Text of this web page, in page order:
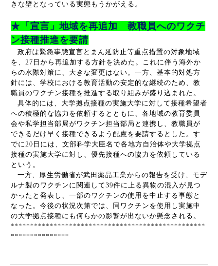
きな壁となっている実態もうかがえる。
★「宣言」地域を再追加 教職員へのワクチ
ン接種推進を要請
政府は緊急事態宣言とまん延防止等重点措置の対象地域
を、 27 日から再追加する方針を決めた。これに伴う海外か
らの水際対策に、大きな変更はない。一方、基本的対処方
針には、学校における教育活動の安定的な継続のため、教
職員のワクチン接種を推進する取り組みが盛り込まれた。
具体的には、大学拠点接種の実施大学に対して接種希望者
への積極的な協力を依頼するとともに、各地域の教育委員
会や私学担当部局がワクチン担当部局と連携し、教職員が
できるだけ早く接種できるよう配慮を要請するとした。す
でに20 日には、文部科学大臣名で各地方自治体や大学拠点
接種の実施大学に対し、優先接種への協力を依頼している
という。
一方、厚生労働省が武田薬品工業からの報告を受け、モデ
ルナ製のワクチンに関連して39件に上る異物の混入が見つ
かったと発表し、一部のワクチンの使用を中止する事態と
なった。今後の状況次第では、同ワクチンを使用し実施中
の大学拠点接種にも何らかの影響が出ないか懸念される。
**************************************************
***************